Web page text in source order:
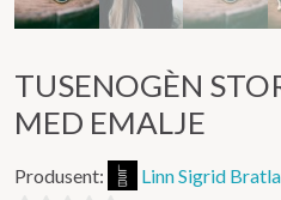
TUSENOGÈN
MED EMALJE
Produsent: Linn Sigrid